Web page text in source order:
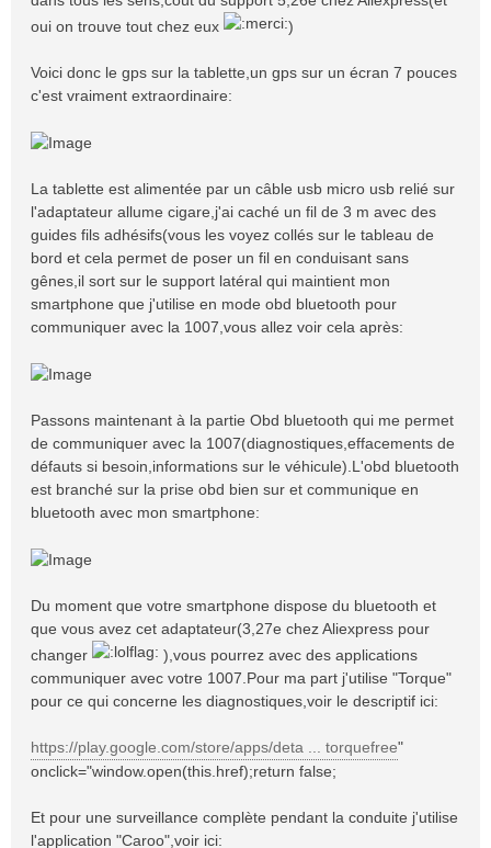
oui on trouve tout chez eux
)
Voici donc le gps sur la tablette,un gps sur un écran 7 pouces
c'est vraiment extraordinaire:
La tablette est alimentée par un câble usb micro usb relié sur
l'adaptateur allume cigare,j'ai caché un fil de 3 m avec des
guides fils adhésifs(vous les voyez collés sur le tableau de
bord et cela permet de poser un fil en conduisant sans
gênes,il sort sur le support latéral qui maintient mon
smartphone que j'utilise en mode obd bluetooth pour
communiquer avec la 1007,vous allez voir cela après:
Passons maintenant à la partie Obd bluetooth qui me permet
de communiquer avec la 1007(diagnostiques,effacements de
défauts si besoin,informations sur le véhicule).L'obd bluetooth
est branché sur la prise obd bien sur et communique en
bluetooth avec mon smartphone:
Du moment que votre smartphone dispose du bluetooth et
que vous avez cet adaptateur(3,27e chez Aliexpress pour
changer
),vous pourrez avec des applications
communiquer avec votre 1007.Pour ma part j'utilise "Torque"
pour ce qui concerne les diagnostiques,voir le descriptif ici:
https://play.google.com/store/apps/deta ... torquefree"
onclick="window.open(this.href);return false;
Et pour une surveillance complète pendant la conduite j'utilise
l'application "Caroo",voir ici: